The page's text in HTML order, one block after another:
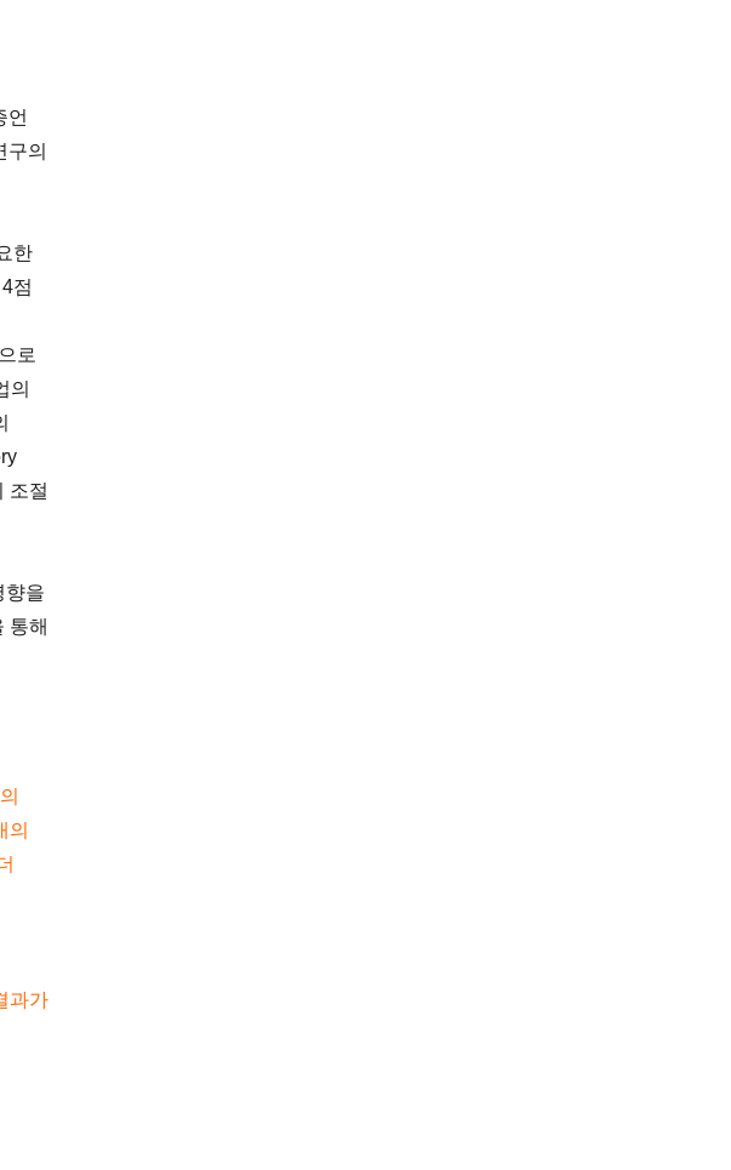
언
구의
한
점
로
의
조절
향을
통해
의
과가